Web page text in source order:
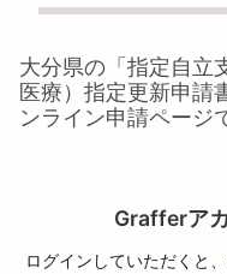
大分県の「 指定自立
医療）指定更新申請
ンライン申請ページ
Grafferア
ログインしていただくと